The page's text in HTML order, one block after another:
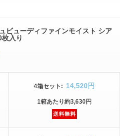
ビューディファインモイスト シア
入り
4箱セット : 14,520円
1箱あたり約3,630円